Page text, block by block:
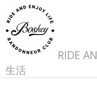
RIDE
生活